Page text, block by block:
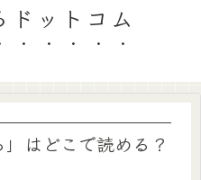
ドットコム
」はどこで読める？